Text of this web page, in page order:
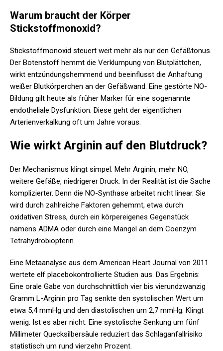
Warum braucht der Körper
Stickstoffmonoxid?
Stickstoffmonoxid steuert weit mehr als nur den Gefäßtonus.
Der Botenstoff hemmt die Verklumpung von Blutplättchen,
wirkt entzündungshemmend und beeinflusst die Anhaftung
weißer Blutkörperchen an der Gefäßwand. Eine gestörte NO-
Bildung gilt heute als früher Marker für eine sogenannte
endotheliale Dysfunktion. Diese geht der eigentlichen
Arterienverkalkung oft um Jahre voraus.
Wie wirkt Arginin auf den Blutdruck?
Der Mechanismus klingt simpel. Mehr Arginin, mehr NO,
weitere Gefäße, niedrigerer Druck. In der Realität ist die Sache
komplizierter. Denn die NO-Synthase arbeitet nicht linear. Sie
wird durch zahlreiche Faktoren gehemmt, etwa durch
oxidativen Stress, durch ein körpereigenes Gegenstück
namens ADMA oder durch eine Mangel an dem Coenzym
Tetrahydrobiopterin.
Eine Metaanalyse aus dem American Heart Journal von 2011
wertete elf placebokontrollierte Studien aus. Das Ergebnis:
Eine orale Gabe von durchschnittlich vier bis vierundzwanzig
Gramm L-Arginin pro Tag senkte den systolischen Wert um
etwa 5,4 mmHg und den diastolischen um 2,7 mmHg. Klingt
wenig. Ist es aber nicht. Eine systolische Senkung um fünf
Millimeter Quecksilbersäule reduziert das Schlaganfallrisiko
statistisch um rund vierzehn Prozent.